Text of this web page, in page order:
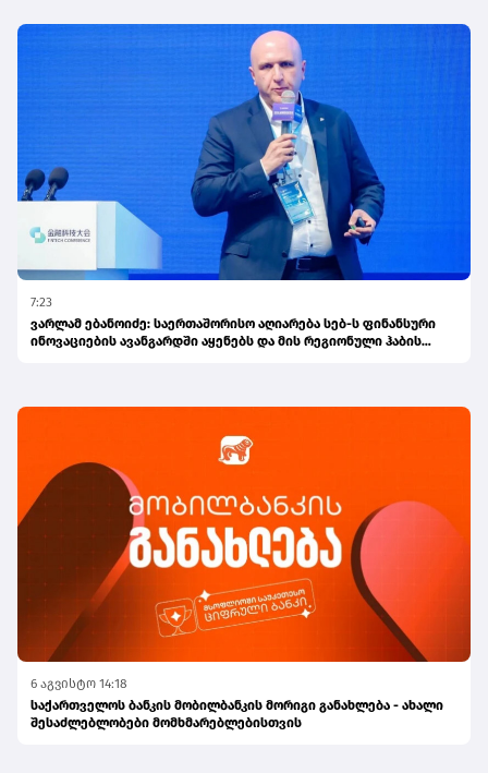
7:23
ვარლამ ებანოიძე: საერთაშორისო აღიარება სებ-ს ფინანსური
ინოვაციების ავანგარდში აყენებს და მის რეგიონული ჰაბის
6 აგვისტო 14:18
საქართველოს ბანკის მობილბანკის მორიგი განახლება - ახალი
შესაძლებლობები მომხმარებლებისთვის